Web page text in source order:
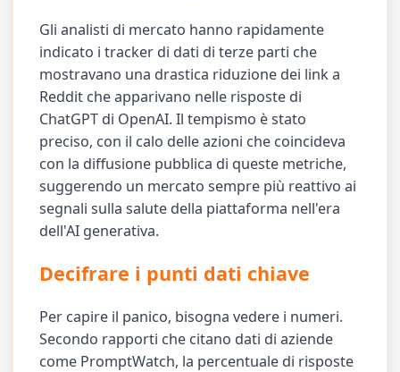
Gli analisti di mercato hanno rapidamente
indicato i tracker di dati di terze parti che
mostravano una drastica riduzione dei link a
Reddit che apparivano nelle risposte di
ChatGPT di OpenAI. Il tempismo è stato
preciso, con il calo delle azioni che coincideva
con la diffusione pubblica di queste metriche,
suggerendo un mercato sempre più reattivo ai
segnali sulla salute della piattaforma nell'era
dell'AI generativa.
Decifrare i punti dati chiave
Per capire il panico, bisogna vedere i numeri.
Secondo rapporti che citano dati di aziende
come PromptWatch, la percentuale di risposte